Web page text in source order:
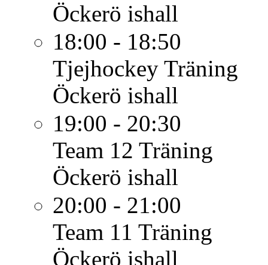
Öckerö ishall
18:00 - 18:50
Tjejhockey Träning
Öckerö ishall
19:00 - 20:30
Team 12 Träning
Öckerö ishall
20:00 - 21:00
Team 11 Träning
Öckerö ishall